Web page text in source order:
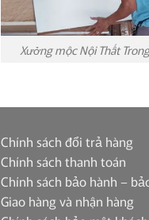
Xưởng mộc Nội Thất
Chính sách đổi trả hàng
Chính sách thanh toán
Chính sách bảo hành –
Giao hàng và nhận hàng